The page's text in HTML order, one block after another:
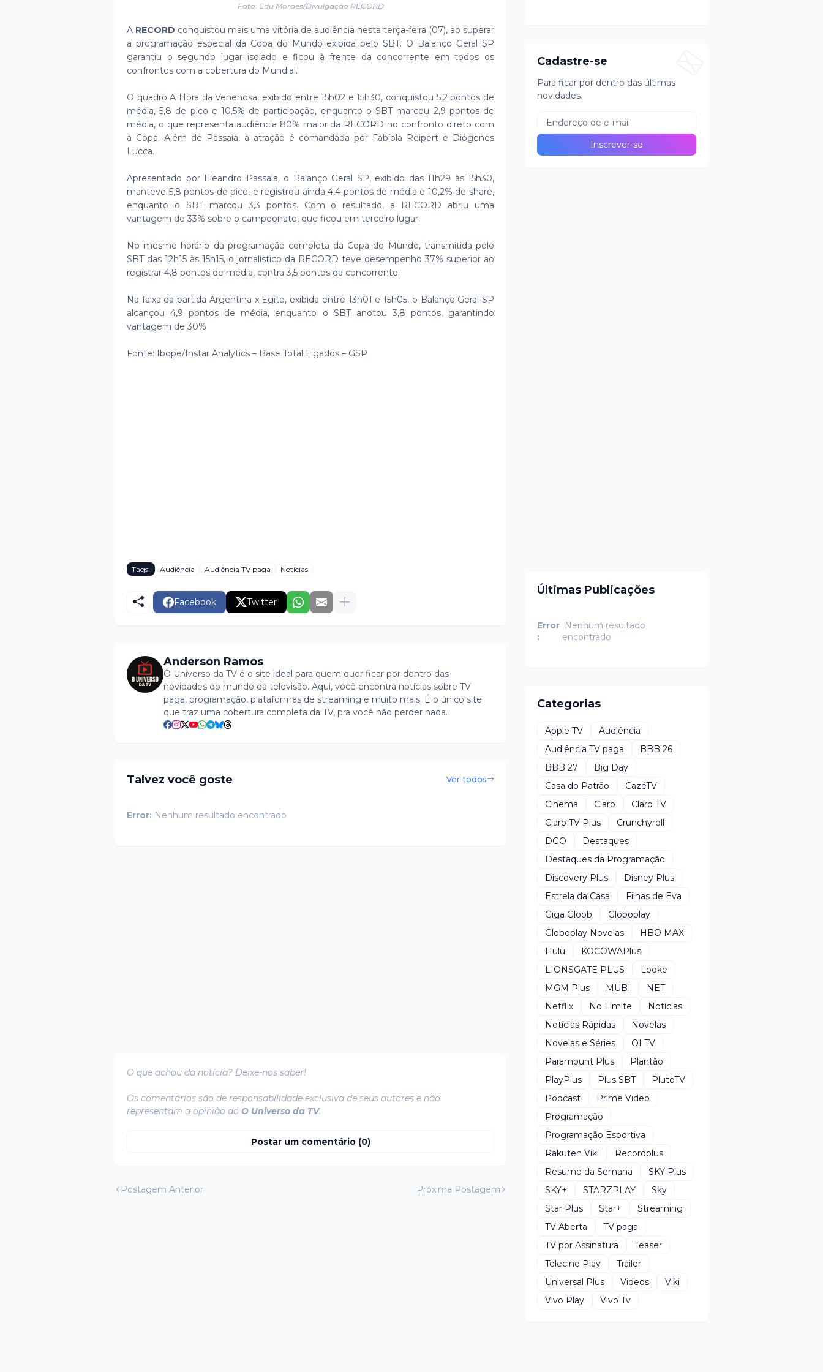
Foto: Edu Moraes/Divulgação RECORD
A RECORD conquistou mais uma vitória de audiência nesta terça-feira (07), ao superar
a programação especial da Copa do Mundo exibida pelo SBT. O Balanço Geral SP
garantiu o segundo lugar isolado e ficou à frente da concorrente em todos os
confrontos com a cobertura do Mundial.
O quadro A Hora da Venenosa, exibido entre 15h02 e 15h30, conquistou 5,2 pontos de
média, 5,8 de pico e 10,5% de participação, enquanto o SBT marcou 2,9 pontos de
média, o que representa audiência 80% maior da RECORD no confronto direto com
a Copa. Além de Passaia, a atração é comandada por Fabíola Reipert e Diógenes
Lucca.
Apresentado por Eleandro Passaia, o Balanço Geral SP, exibido das 11h29 às 15h30,
manteve 5,8 pontos de pico, e registrou ainda 4,4 pontos de média e 10,2% de share,
enquanto o SBT marcou 3,3 pontos. Com o resultado, a RECORD abriu uma
vantagem de 33% sobre o campeonato, que ficou em terceiro lugar.
No mesmo horário da programação completa da Copa do Mundo, transmitida pelo
SBT das 12h15 às 15h15, o jornalístico da RECORD teve desempenho 37% superior ao
registrar 4,8 pontos de média, contra 3,5 pontos da concorrente.
Na faixa da partida Argentina x Egito, exibida entre 13h01 e 15h05, o Balanço Geral SP
alcançou 4,9 pontos de média, enquanto o SBT anotou 3,8 pontos, garantindo
vantagem de 30%
Fonte: Ibope/Instar Analytics – Base Total Ligados – GSP
Tags: Audiência Audiência TV paga Notícias
Facebook Twitter
Anderson Ramos
O Universo da TV é o site ideal para quem quer ficar por dentro das
novidades do mundo da televisão. Aqui, você encontra notícias sobre TV
paga, programação, plataformas de streaming e muito mais. É o único site
que traz uma cobertura completa da TV, pra você não perder nada.
Talvez você goste Ver todos
Error: Nenhum resultado encontrado
O que achou da notícia? Deixe-nos saber!
Os comentários são de responsabilidade exclusiva de seus autores e não
representam a opinião do O Universo da TV.
Postar um comentário (0)
Postagem Anterior Próxima Postagem
Cadastre-se
Para ficar por dentro das últimas
novidades.
Últimas Publicações
Error
:
Nenhum resultado
encontrado
Categorias
Apple TV
Audiência
Audiência TV paga
BBB 26
BBB 27
Big Day
Casa do Patrão
CazéTV
Cinema
Claro
Claro TV
Claro TV Plus
Crunchyroll
DGO
Destaques
Destaques da Programação
Discovery Plus
Disney Plus
Estrela da Casa
Filhas de Eva
Giga Gloob
Globoplay
Globoplay Novelas
HBO MAX
Hulu
KOCOWAPlus
LIONSGATE PLUS
Looke
MGM Plus
MUBI
NET
Netflix
No Limite
Notícias
Notícias Rápidas
Novelas
Novelas e Séries
OI TV
Paramount Plus
Plantão
PlayPlus
Plus SBT
PlutoTV
Podcast
Prime Video
Programação
Programação Esportiva
Rakuten Viki
Recordplus
Resumo da Semana
SKY Plus
SKY+
STARZPLAY
Sky
Star Plus
Star+
Streaming
TV Aberta
TV paga
TV por Assinatura
Teaser
Telecine Play
Trailer
Universal Plus
Videos
Viki
Vivo Play
Vivo Tv